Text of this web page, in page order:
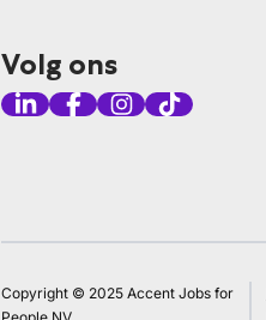
Volg ons
Copyright © 2025 Accent Jobs for